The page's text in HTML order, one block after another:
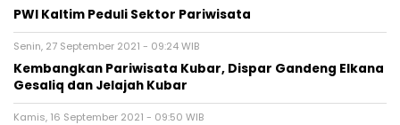
PWI Kaltim Peduli Sektor Pariwisata
Senin, 27 September 2021 - 09:24 WIB
Kembangkan Pariwisata Kubar, Dispar Gandeng Elkana
Gesaliq dan Jelajah Kubar
Kamis, 16 September 2021 - 09:50 WIB